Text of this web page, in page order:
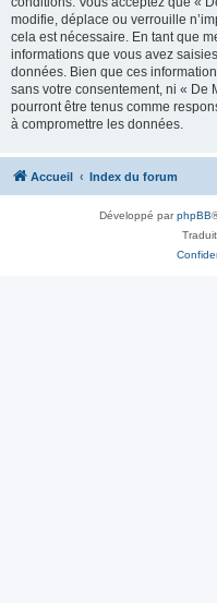
modifie, déplace ou verrouille
cela est nécessaire. En tant que
informations que vous avez
données. Bien que ces
sans votre consentement, ni « De
pourront être tenus comme
à compromettre les données.
Accueil Index du forum
Développé parphpBB